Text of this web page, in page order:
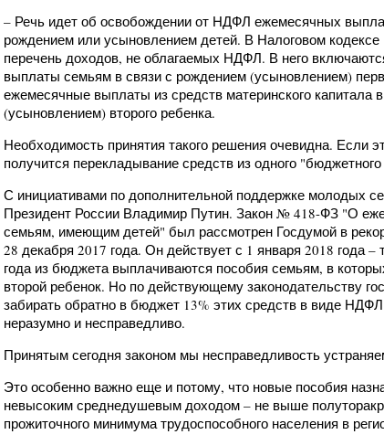
– Речь идет об освобождении от НДФЛ ежемесячных
рождением или усыновлением детей. В Налоговом
перечень доходов, не облагаемых НДФЛ. В него
выплаты семьям в связи с рождением (усыновлением)
ежемесячные выплаты из средств материнского капитала
(усыновлением) второго ребенка.
Необходимость принятия такого решения очевидна. Если
получится перекладывание средств из одного
С инициативами по дополнительной поддержке молодых
Президент России Владимир Путин. Закон № 418-ФЗ "О
семьям, имеющим детей" был рассмотрен Госдумой в
28 декабря 2017 года. Он действует с 1 января 2018 года –
года из бюджета выплачиваются пособия семьям, в
второй ребенок. Но по действующему законодательству
забирать обратно в бюджет 13% этих средств в виде
неразумно и несправедливо.
Принятым сегодня законом мы несправедливость
Это особенно важно еще и потому, что новые пособия
невысоким среднедушевым доходом – не выше
прожиточного минимума трудоспособного населения в